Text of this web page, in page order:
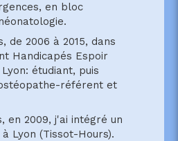
en bloc
de 2006 à 2015, dans
Handicapés Espoir
étudiant, puis
référent et
en 2009, j'ai intégré un
Lyon (Tissot-Hours).